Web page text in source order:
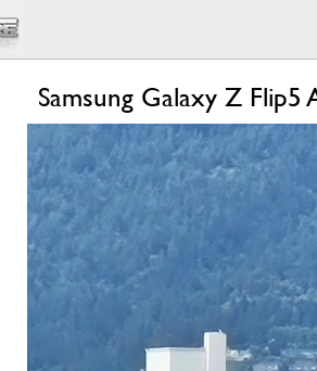
Samsung Galaxy Z Flip5